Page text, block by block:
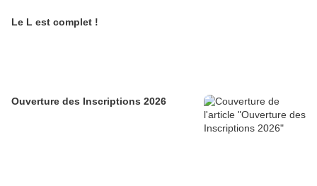
Le L est complet !
Ouverture des Inscriptions 2026